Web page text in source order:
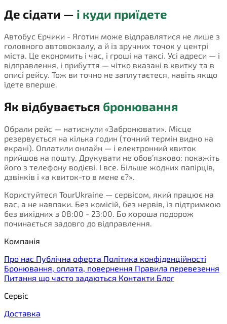
Де сідати — і куди приїдете
Автобус Єрчики - Яготин може відправлятися не лише з
головного автовокзалу, а й із зручних точок у центрі
міста. Це економить і час, і гроші на таксі. Усі адреси — і
відправлення, і прибуття — чітко вказані в квитку та в
описі рейсу. Тож ви точно не заплутаєтеся, навіть якщо
їдете вперше.
Як відбувається бронювання
Обрали рейс — натиснули «Забронювати». Місце
резервується на кілька годин (точний термін видно на
екрані). Оплатили онлайн — і електронний квиток
прийшов на пошту. Друкувати не обов’язково: покажіть
його з телефону водієві. І все. Більше жодних папірців,
дзвінків і «а квиток-то в мене є?».
Користуйтеся TourUkraine — сервісом, який працює на
вас, а не навпаки. Без комісій, без нервів, із підтримкою
без вихідних з 08:00 - 23:00. Бо хороша подорож
починається задовго до відправлення.
Компанія
Про нас Публічна оферта Політика конфіденційності
Бронювання, оплата, повернення Правила перевезення
Питання що часто задаються Контакти Блог
Сервіс
Доставка